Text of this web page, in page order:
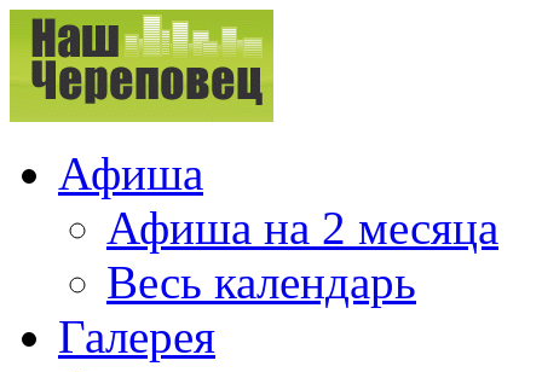
Афиша
Афиша на 2 месяца
Весь календарь
Галерея